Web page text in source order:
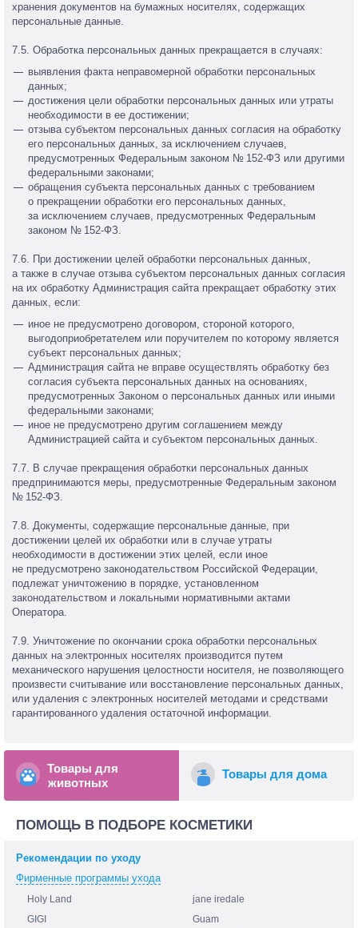
хранения документов на бумажных носителях, содержащих
персональные данные.
7.5. Обработка персональных данных прекращается в случаях:
выявления факта неправомерной обработки персональных
данных;
достижения цели обработки персональных данных или утраты
необходимости в ее достижении;
отзыва субъектом персональных данных согласия на обработку
его персональных данных, за исключением случаев,
предусмотренных Федеральным законом № 152-ФЗ или другими
федеральными законами;
обращения субъекта персональных данных с требованием
о прекращении обработки его персональных данных,
за исключением случаев, предусмотренных Федеральным
законом № 152-ФЗ.
7.6. При достижении целей обработки персональных данных,
а также в случае отзыва субъектом персональных данных согласия
на их обработку Администрация сайта прекращает обработку этих
данных, если:
иное не предусмотрено договором, стороной которого,
выгодоприобретателем или поручителем по которому является
субъект персональных данных;
Администрация сайта не вправе осуществлять обработку без
согласия субъекта персональных данных на основаниях,
предусмотренных Законом о персональных данных или иными
федеральными законами;
иное не предусмотрено другим соглашением между
Администрацией сайта и субъектом персональных данных.
7.7. В случае прекращения обработки персональных данных
предпринимаются меры, предусмотренные Федеральным законом
№ 152-ФЗ.
7.8. Документы, содержащие персональные данные, при
достижении целей их обработки или в случае утраты
необходимости в достижении этих целей, если иное
не предусмотрено законодательством Российской Федерации,
подлежат уничтожению в порядке, установленном
законодательством и локальными нормативными актами
Оператора.
7.9. Уничтожение по окончании срока обработки персональных
данных на электронных носителях производится путем
механического нарушения целостности носителя, не позволяющего
произвести считывание или восстановление персональных данных,
или удаления с электронных носителей методами и средствами
гарантированного удаления остаточной информации.
Товары для
животных
Товары для дома
ПОМОЩЬ В ПОДБОРЕ КОСМЕТИКИ
Рекомендации по уходу
Фирменные программы ухода
Holy Land
jane iredale
GIGI
Guam